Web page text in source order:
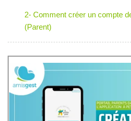
2- Comment créer un compte
(Parent)